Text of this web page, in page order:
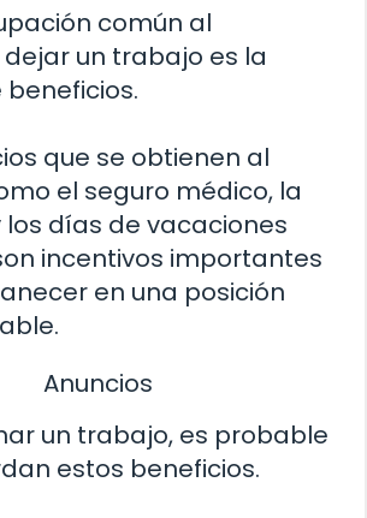
común al
un trabajo es la
que se obtienen al
el seguro médico, la
los días de vacaciones
incentivos importantes
en una posición
Anuncios
un trabajo, es probable
estos beneficios.